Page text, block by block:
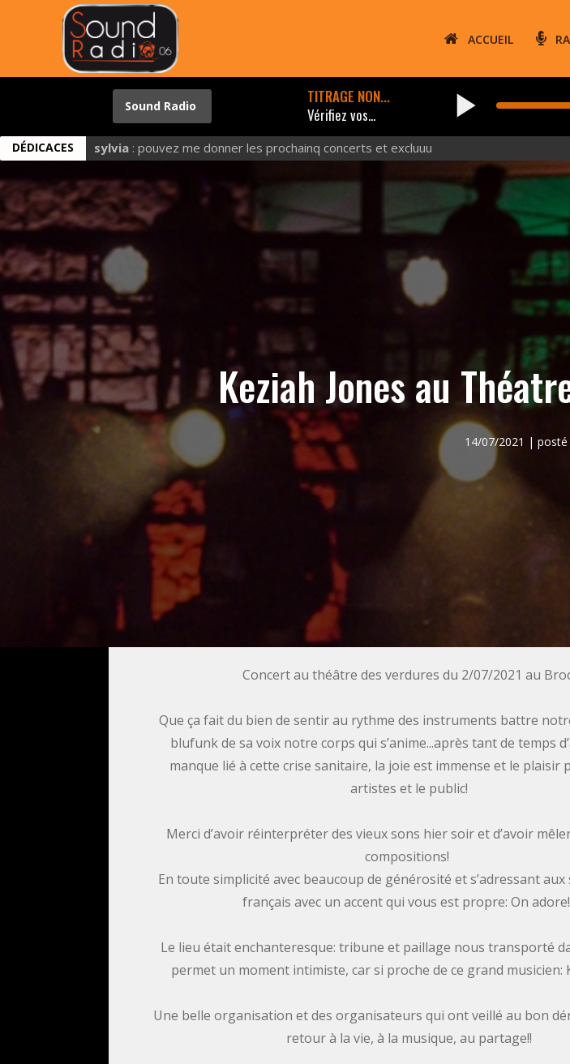
ACCUEIL
TITRAGE NON...
Vérifiez vos...
play_arrow
DÉDICACES sylvia : pouvez me donner les prochainq concerts et excluuu
Keziah Jones au
14/07/2021 | posté
Concert au théâtre des verdures du 2/07/2021 au
Que ça fait du bien de sentir au rythme des instruments battre
blufunk de sa voix notre corps qui s’anime...après tant de temps
manque lié à cette crise sanitaire, la joie est immense et le plaisir
artistes et le public!
Merci d’avoir réinterpréter des vieux sons hier soir et d’avoir
compositions!
En toute simplicité avec beaucoup de générosité et s’adressant
français avec un accent qui vous est propre: On
Le lieu était enchanteresque: tribune et paillage nous transporté
permet un moment intimiste, car si proche de ce grand musicien:
Une belle organisation et des organisateurs qui ont veillé au bon
retour à la vie, à la musique, au partage!!